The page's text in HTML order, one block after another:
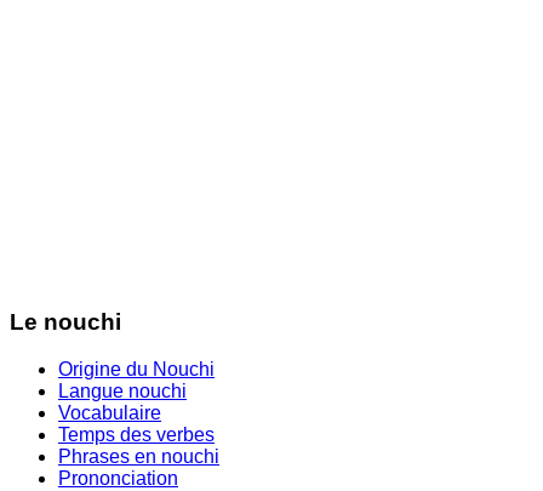
Le nouchi
Origine du Nouchi
Langue nouchi
Vocabulaire
Temps des verbes
Phrases en nouchi
Prononciation